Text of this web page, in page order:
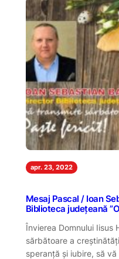
apr. 23, 2022
Mesaj Pascal / Ioan
Biblioteca județeană
Învierea Domnului Iisus
sărbătoare a
speranță și iubire, să